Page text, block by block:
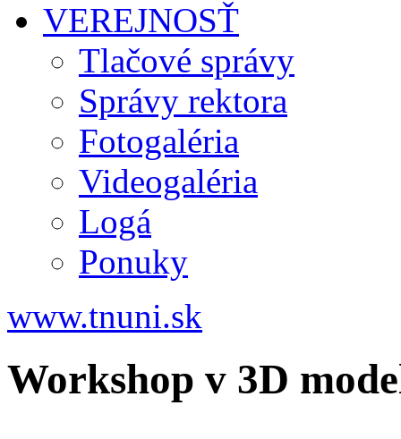
VEREJNOSŤ
Tlačové správy
Správy rektora
Fotogaléria
Videogaléria
Logá
Ponuky
www.tnuni.sk
Workshop v 3D